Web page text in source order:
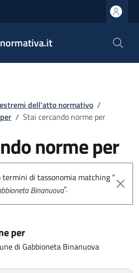
dell'atto normativo /
/ Stai cercando norme per
norme per
errore
termini di tassonomia matching "
Binanuova".
per
di Gabbioneta Binanuova